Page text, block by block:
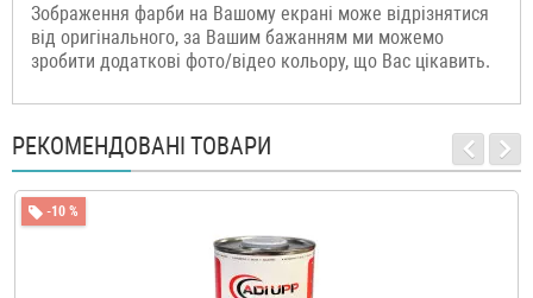
Зображення фарби на Вашому екрані може відрізнятися
від оригінального, за Вашим бажанням ми можемо
зробити додаткові фото/відео кольору, що Вас цікавить.
РЕКОМЕНДОВАНІ ТОВАРИ
-10 %